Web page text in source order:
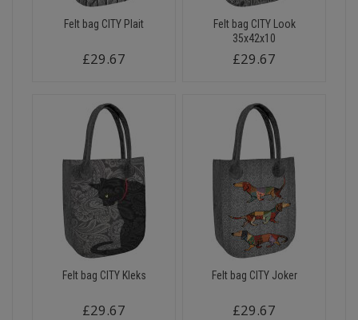
Felt bag CITY Plait
£29.67
Felt bag CITY Look
35x42x10
£29.67
Felt bag CITY Kleks
£29.67
Felt bag CITY Joker
£29.67